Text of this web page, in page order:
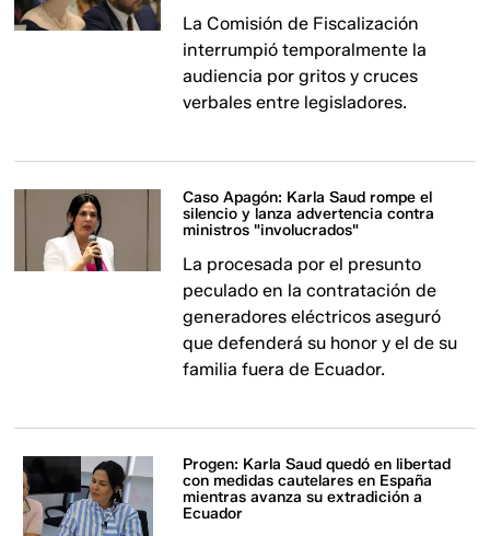
La Comisión de Fiscalización
interrumpió temporalmente la
audiencia por gritos y cruces
verbales entre legisladores.
Caso Apagón: Karla Saud rompe el
silencio y lanza advertencia contra
ministros "involucrados"
La procesada por el presunto
peculado en la contratación de
generadores eléctricos aseguró
que defenderá su honor y el de su
familia fuera de Ecuador.
Progen: Karla Saud quedó en libertad
con medidas cautelares en España
mientras avanza su extradición a
Ecuador